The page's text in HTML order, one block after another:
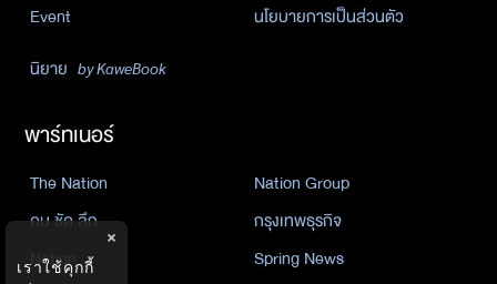
Event
นโยบายการเป็นส่วนตัว
นิยาย by KaweBook
พาร์ทเนอร์
The Nation
Nation Group
คม ชัด ลึก
กรุงเทพธุรกิจ
Nation
Spring News
×
เราใช้คุกกี้